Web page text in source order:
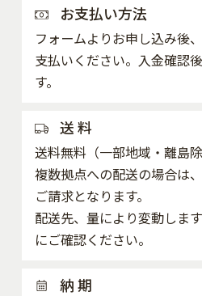
お支払い方法
フォームよりお申し込み後
支払いください。入金確認
す。
送 料
送料無料（一部地域・離島除
複数拠点への配送の場合は
ご請求となります。
配送先、量により変動しま
にご確認ください。
納 期